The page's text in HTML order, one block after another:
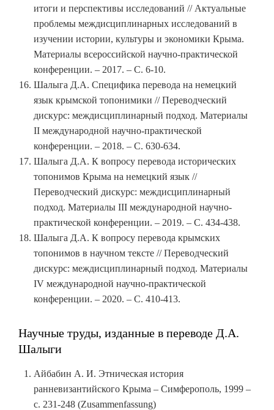
итоги и перспективы исследований // Актуальные
проблемы междисциплинарных исследований в
изучении истории, культуры и экономики Крыма.
Материалы всероссийской научно-практической
конференции. – 2017. – С. 6-10.
Шалыга Д.А. Специфика перевода на немецкий
язык крымской топонимики // Переводческий
дискурс: междисциплинарный подход. Материалы
II международной научно-практической
конференции. – 2018. – С. 630-634.
Шалыга Д.А. К вопросу перевода исторических
топонимов Крыма на немецкий язык //
Переводческий дискурс: междисциплинарный
подход. Материалы III международной научно-
практической конференции. – 2019. – С. 434-438.
Шалыга Д.А. К вопросу перевода крымских
топонимов в научном тексте // Переводческий
дискурс: междисциплинарный подход. Материалы
IV международной научно-практической
конференции. – 2020. – С. 410-413.
Научные труды, изданные в переводе Д.А.
Шалыги
Айбабин А. И. Этническая история
ранневизантийского Крыма – Симферополь, 1999 –
с. 231-248 (Zusammenfassung)